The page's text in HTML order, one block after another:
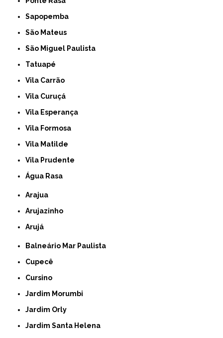
Sapopemba
São Mateus
São Miguel Paulista
Tatuapé
Vila Carrão
Vila Curuçá
Vila Esperança
Vila Formosa
Vila Matilde
Vila Prudente
Água Rasa
Arajua
Arujazinho
Arujá
Balneário Mar Paulista
Cupecê
Cursino
Jardim Morumbi
Jardim Orly
Jardim Santa Helena